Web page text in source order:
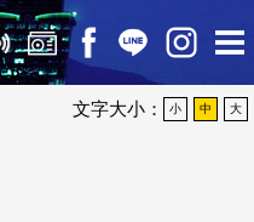
文字大小： 小 中 大